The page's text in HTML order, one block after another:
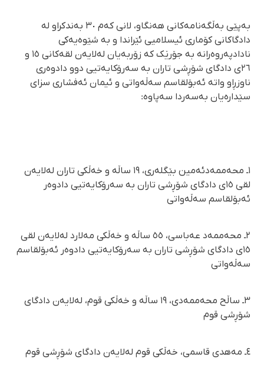
بەپێی بەڵگەنامەکانی هەنگاو، لانی کەم ٣٠ بەندکراو لە
دادگاکانی کۆماری ئیسلامیی ئێراندا و بە شێوەیەکی
نادادپەروەرانە بە جۆرێک کە زۆربەیان لەلایەن لقەکانی ١٥ و
٢٦ی دادگای شۆڕشی تاران بە سەرۆکایەتیی دوو دادوەری
ناوزڕاو واتە ئەبۆلقاسم سەڵەواتی و ئیمان ئەفشاری سزای
سێدارەیان بەسەردا سەپاوە:
١ـ محەممەدئەمین بێگلەری، ١٩ ساڵە و خەڵکی تاران لەلایەن
لقی ١٥ی دادگای شۆڕشی تاران بە سەرۆکایەتیی دادوەر
ئەبۆلقاسم سەڵەواتی
٢ـ محەممەد عەباسی، ٥٥ ساڵە و خەڵکی مەلارد لەلایەن لقی
١٥ی دادگای شۆڕشی تاران بە سەرۆکایەتیی دادوەر ئەبۆلقاسم
سەڵەواتی
٣ـ ساڵح محەممەدی، ١٩ ساڵە و خەڵکی قوم، لەلایەن دادگای
شۆڕشی قوم
٤ـ مەهدی قاسمی، خەڵکی قوم لەلایەن دادگای شۆڕشی قوم